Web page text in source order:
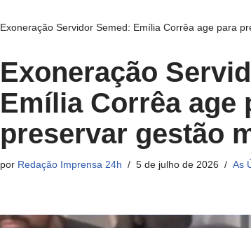
Exoneração Servidor Semed: Emília Corrêa age para
Exoneração
Emília Corrêa age
preservar gestão
por Redação Imprensa 24h 5 de julho de 2026 As